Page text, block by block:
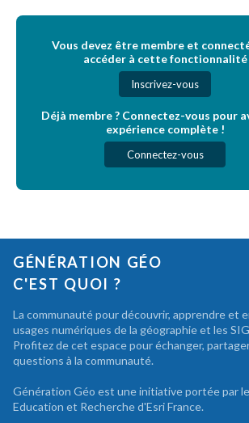
Vous devez être membre et
accéder à cette fonctionnalité
Inscrivez-vous
Déjà membre ? Connectez-vous pour
expérience complète !
Connectez-vous
GÉNÉRATION GÉO
C'EST QUOI ?
La communauté pour découvrir, apprendre et
usages numériques de la géographie et les
Profitez de cet espace pour échanger,
questions à la communauté.
Génération Géo est une initiative portée par
Education et Recherche d'Esri France.